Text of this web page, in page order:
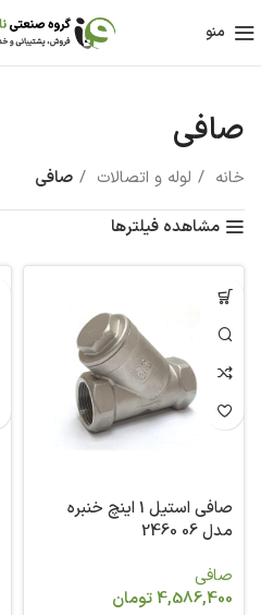
منو
صافی
خانه لوله و اتصالات صافی
مشاهده فیلترها
صافی استیل 1 اینچ خنبره
مدل 06 2460
صافی
4,586,400تومان